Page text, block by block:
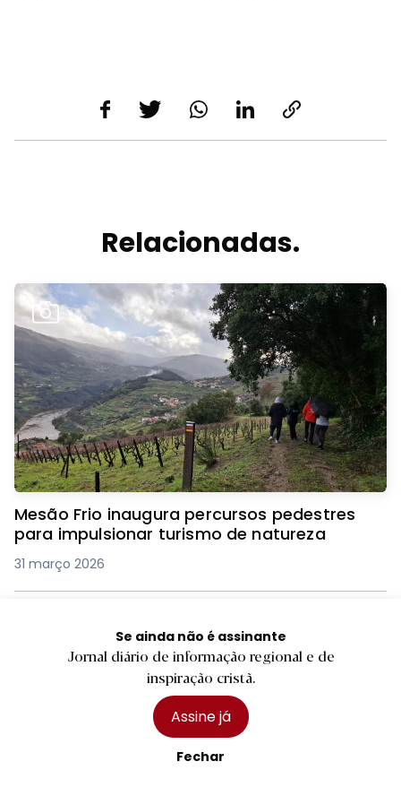
Relacionadas.
Mesão Frio inaugura percursos pedestres
para impulsionar turismo de natureza
31 março 2026
Faculdade de Filosofia e Ciências Sociais da
UCP promove inovação pedagógica
Hospital de Guimarães finalista dos Prémios
dos Fundos Europeus
Se ainda não é assinante
Jornal diário de informação regional e de
inspiração cristã.
Assine já
Fechar